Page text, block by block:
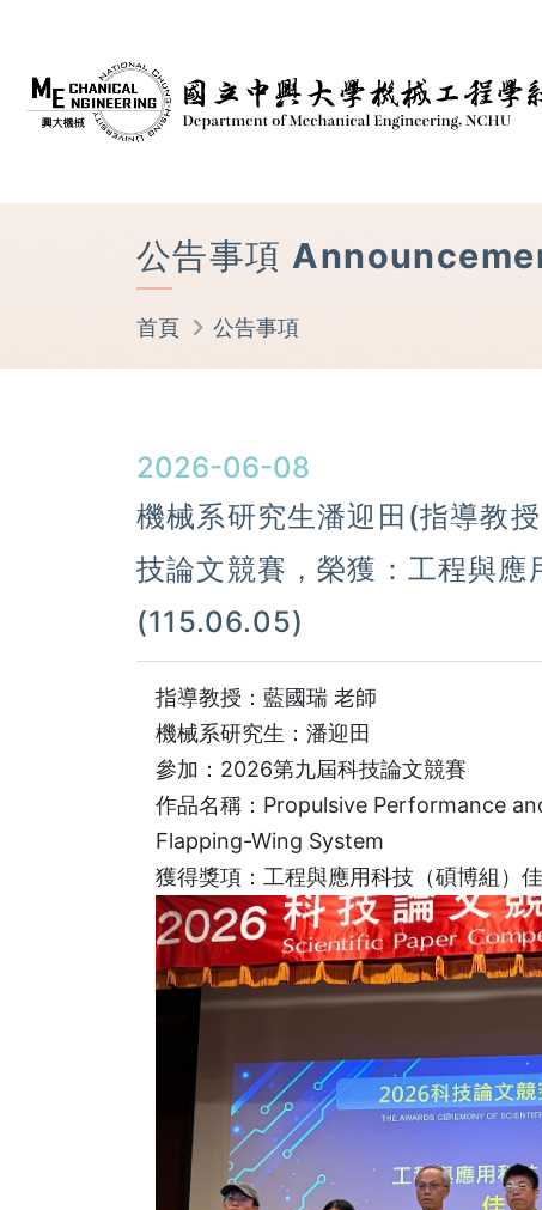
公告事項
首頁 公告事項
2026-06-08
機械系研究生潘迎田(指導教
技論文競賽，榮獲：工程與應
(115.06.05)
指導教授：藍國瑞 老師
機械系研究生：潘迎田
參加：2026第九屆科技論文競賽
作品名稱：Propulsive Performance
Flapping-Wing System
獲得獎項：工程與應用科技（碩博組）